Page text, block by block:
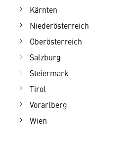
Kärnten
Niederösterreich
Oberösterreich
Salzburg
Steiermark
Tirol
Vorarlberg
Wien